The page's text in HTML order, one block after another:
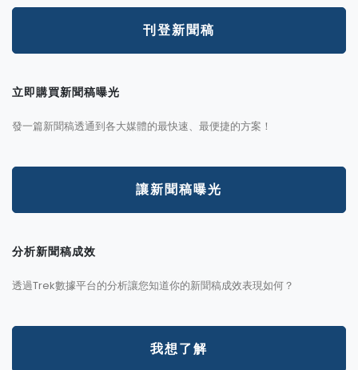
刊登新聞稿
立即購買新聞稿曝光
發一篇新聞稿透通到各大媒體的最快速、最便捷的方案！
讓新聞稿曝光
分析新聞稿成效
透過Trek數據平台的分析讓您知道你的新聞稿成效表現如何？
我想了解